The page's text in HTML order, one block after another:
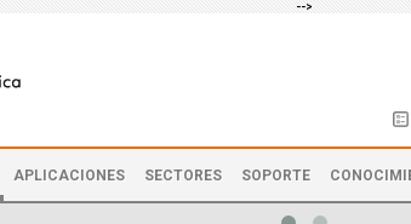
-->
APLICACIONES SECTORES SOPORTE